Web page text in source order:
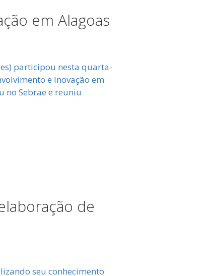
em Alagoas
participou nesta quarta-
e Inovação em
no Sebrae e reuniu
de
seu conhecimento